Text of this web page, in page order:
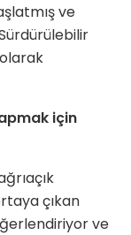
ve
için
çıkan
ve